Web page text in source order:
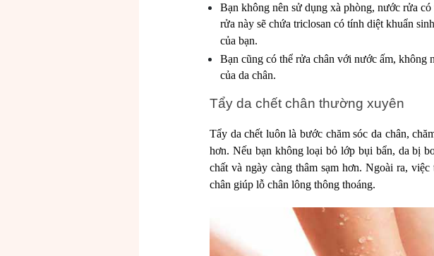
Bạn không nên sử dụng xà phòng, nước rửa
rửa này sẽ chứa triclosan có tính diệt khuẩn
của bạn.
Bạn cũng có thể rửa chân với nước ấm, không
của da chân.
Tẩy da chết chân thường xuyên
Tẩy da chết luôn là bước chăm sóc da chân,
hơn. Nếu bạn không loại bỏ lớp bụi bẩn, da bị
chất và ngày càng thâm sạm hơn. Ngoài ra,
chân giúp lỗ chân lông thông thoáng.